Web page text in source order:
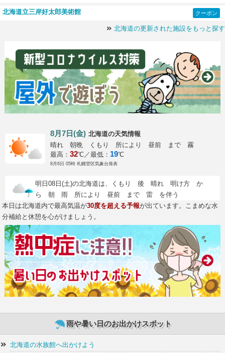
北海道立三岸好太郎美術館 クーポン
北海道の更新された施設をもっと探す
8月7日(金) 北海道の天気情報
晴れ 朝晩 くもり 所により 昼前 まで 霧
最高： 32℃／最低： 19℃
8月6日 05時 札幌管区気象台発表
明日08日(土)の北海道は、くもり 後 晴れ 明け方 か
ら 朝 雨 所により 昼前 まで 雷 を伴う
本日は北海道内で最高気温が30度を超える予報が出ています。こまめな水
分補給と休憩を心がけましょう。
雨や暑い日のお出かけスポット
北海道の水族館へ出かけよう